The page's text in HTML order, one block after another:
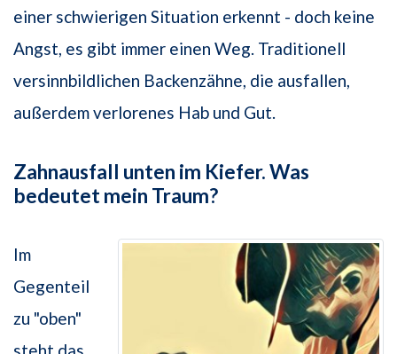
einer schwierigen Situation erkennt - doch keine
Angst, es gibt immer einen Weg. Traditionell
versinnbildlichen Backenzähne, die ausfallen,
außerdem verlorenes Hab und Gut.
Zahnausfall unten im Kiefer. Was
bedeutet mein Traum?
Im
Gegenteil
zu "oben"
steht das